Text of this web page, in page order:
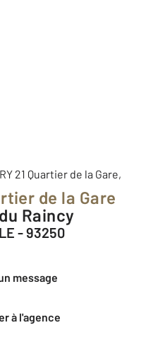
de la Gare
Raincy
- 93250
message
à l'agence